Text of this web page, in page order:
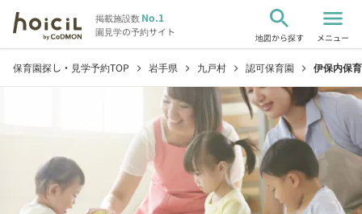
掲載施設数No.1
園見学の予約サイト
search
地図から探す
menu
メニュー
保育園探し・見学予約TOP chevron_right 岩手県 chevron_right 九戸村 chevron_right 認可保育園 chevron_right 伊保内保